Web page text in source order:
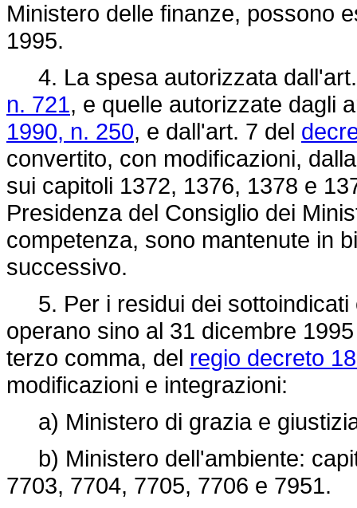
Ministero delle finanze, possono
1995.
4. La spesa autorizzata
n. 721, e quelle autorizzate dagli
1990, n. 250, e dall'art. 7 del
convertito, con modificazioni,
sui capitoli 1372, 1376, 1378 e
Presidenza del Consiglio dei
competenza, sono mantenute in
successivo.
5. Per i residui dei sottoindicati
operano sino al 31 dicembre
terzo comma, del regio decreto
modificazioni e integrazioni:
a) Ministero di grazia e
b) Ministero dell'ambiente:
7703, 7704, 7705, 7706 e 7951.